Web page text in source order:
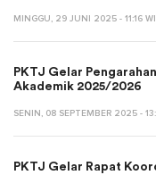
MINGGU, 29 JUNI 2025 - 11:16
PKTJ Gelar
Akademik 2025/2026
SENIN, 08 SEPTEMBER 2025 -
PKTJ Gelar Rapat